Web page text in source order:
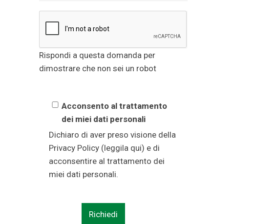
Rispondi a questa domanda per
dimostrare che non sei un robot
Acconsento al trattamento
dei miei dati personali
Dichiaro di aver preso visione della
Privacy Policy (leggila qui) e di
acconsentire al trattamento dei
miei dati personali.